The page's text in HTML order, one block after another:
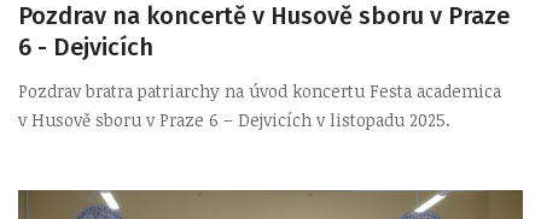
Pozdrav na koncertě v Husově sboru v Praze
6 - Dejvicích
Pozdrav bratra patriarchy na úvod koncertu Festa academica
v Husově sboru v Praze 6 – Dejvicích v listopadu 2025.